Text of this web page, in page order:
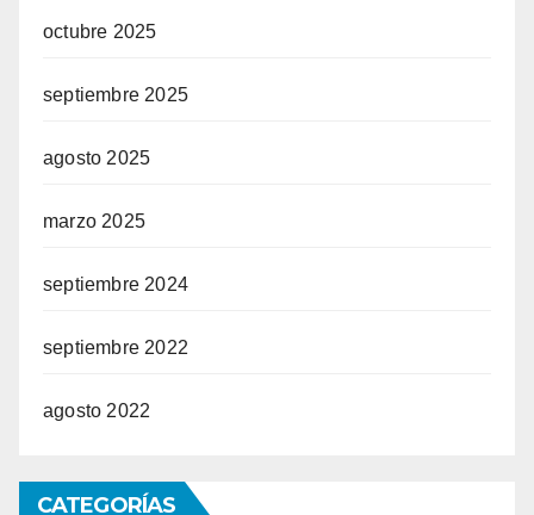
octubre 2025
septiembre 2025
agosto 2025
marzo 2025
septiembre 2024
septiembre 2022
agosto 2022
CATEGORÍAS